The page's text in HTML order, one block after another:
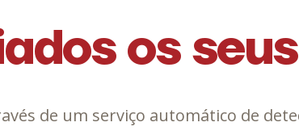
os
de um serviço automático de